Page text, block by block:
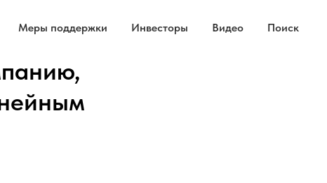
Меры поддержки Инвесторы Видео Поиск